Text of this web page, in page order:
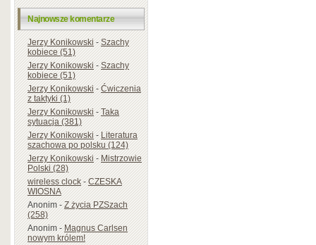
Najnowsze komentarze
Jerzy Konikowski-Szachy
kobiece (51)
Jerzy Konikowski-Szachy
kobiece (51)
Jerzy Konikowski-Ćwiczenia
z taktyki (1)
Jerzy Konikowski-Taka
sytuacja (381)
Jerzy Konikowski-Literatura
szachowa po polsku (124)
Jerzy Konikowski-Mistrzowie
Polski (28)
wireless clock-CZESKA
WIOSNA
Anonim-Z życia PZSzach
(258)
Anonim-Magnus Carlsen
nowym królem!